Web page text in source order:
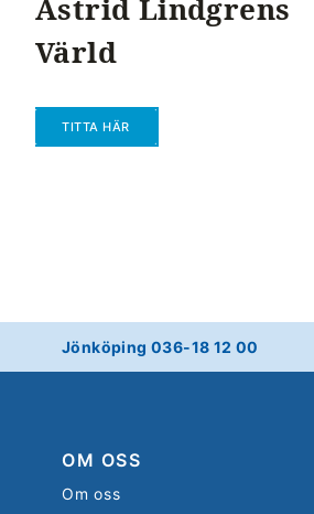
Astrid Lindgrens
Värld
TITTA HÄR
Jönköping 036-18 12 00
OM OSS
Om oss